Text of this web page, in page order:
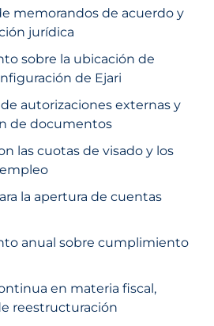
memorandos de acuerdo y
jurídica
sobre la ubicación de
de Ejari
autorizaciones externas y
de documentos
las cuotas de visado y los
la apertura de cuentas
anual sobre cumplimiento
en materia fiscal,
reestructuración